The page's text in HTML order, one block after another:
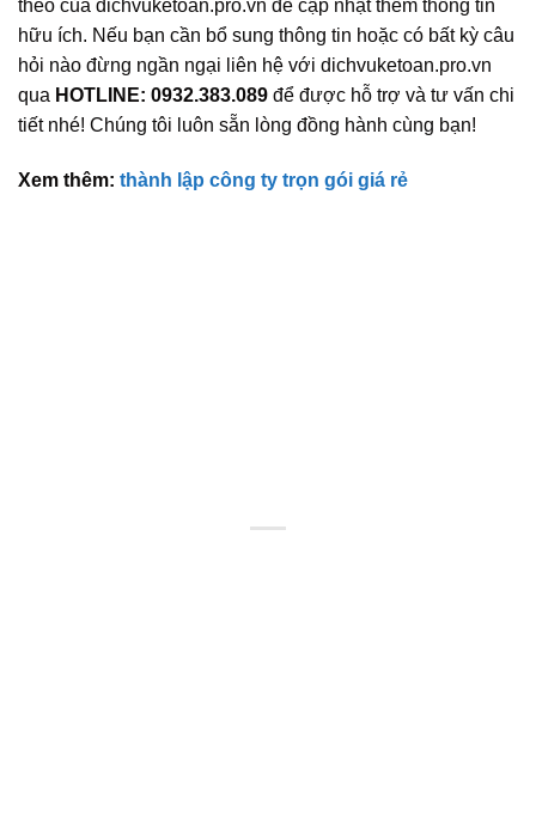
theo của dichvuketoan.pro.vn để cập nhật thêm thông tin
hữu ích. Nếu bạn cần bổ sung thông tin hoặc có bất kỳ câu
hỏi nào đừng ngần ngại liên hệ với dichvuketoan.pro.vn
qua HOTLINE: 0932.383.089 để được hỗ trợ và tư vấn chi
tiết nhé! Chúng tôi luôn sẵn lòng đồng hành cùng bạn!
Xem thêm: thành lập công ty trọn gói giá rẻ